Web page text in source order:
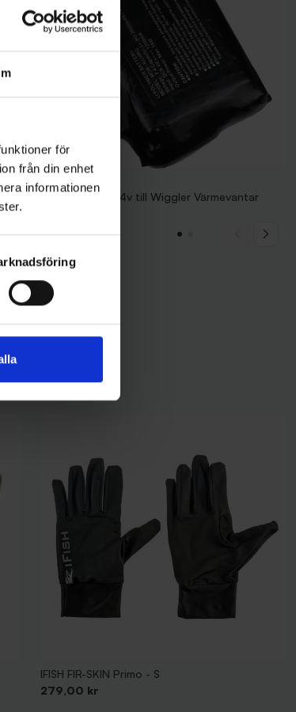
för
från din enhet
informationen
Wiggler
Extra batteri 7,4v till Wiggler Värmevantar
IFISH FIR-SKIN Primo - S
Pris
279,00 kr